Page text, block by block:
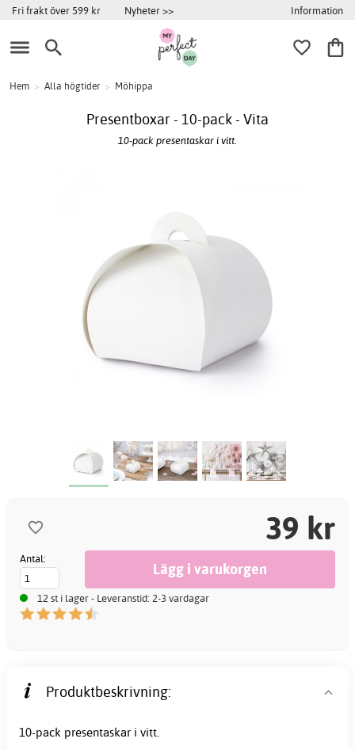
Fri frakt över 599 kr Nyheter >> Information
Hem > Alla högtider > Möhippa
Presentboxar - 10-pack - Vita
10-pack presentaskar i vitt.
39 kr
Antal:
12 st i lager - Leveranstid: 2-3 vardagar
Produktbeskrivning:
10-pack presentaskar i vitt.